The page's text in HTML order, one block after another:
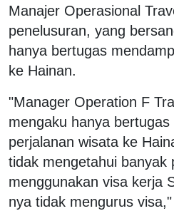
Manajer Operasional
penelusuran, yang
hanya bertugas
ke Hainan.
"Manager Operation F
mengaku hanya bertugas
perjalanan wisata ke
tidak mengetahui banyak
menggunakan visa kerja
nya tidak mengurus